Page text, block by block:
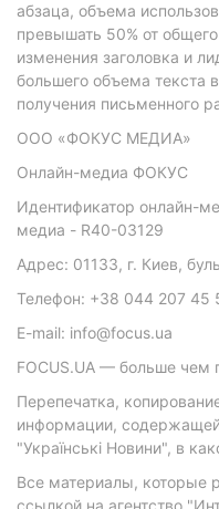
абзаца, объема
превышать 50% от
изменения заголовка и
большего объема текста
получения письменного
ООО «ФОКУС МЕДИА»
Онлайн-медиа ФОКУС
Идентификатор онлайн-
медиа - R40-03129
Адрес: 01133, г. Киев,
Телефон: +38 044 207 45
E-mail: info@focus.ua
FOCUS.UA — больше чем
Перепечатка,
информации,
"Українські Новини", в
Все материалы, которые
ссылкой на агентство